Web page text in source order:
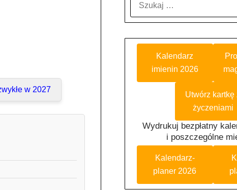
w 2027
Kalendarz
imienin 2026
Utwórz kartkę
życzeniami
Wydrukuj bezpłatny
i poszczególne
Kalendarz-
planer 2026